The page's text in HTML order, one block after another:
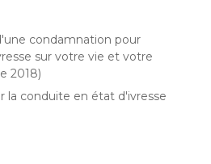
condamnation pour
sur votre vie et votre
2018)
la conduite en état d'ivresse